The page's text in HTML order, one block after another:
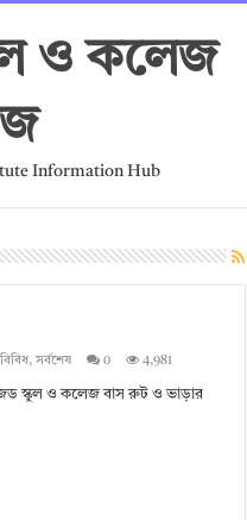
ও কলেজ
Information Hub
বিবিধ,সর্বশেষ 0 4,981
স্কুল ও কলেজ বাস রুট ও ভাড়ার